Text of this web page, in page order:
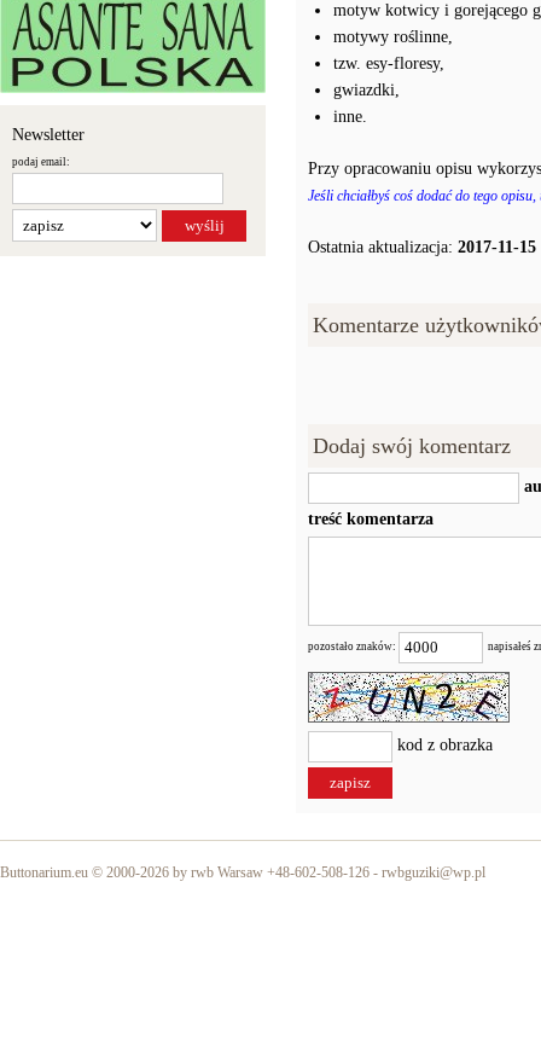
Newsletter
podaj email:
motyw kotwicy i gorejącego
motywy roślinne,
tzw. esy-floresy,
gwiazdki,
inne.
Przy opracowaniu opisu
Jeśli chciałbyś coś dodać do tego
Ostatnia aktualizacja: 2017-11-15
Komentarze
Dodaj swój komentarz
treść komentarza
pozostało znaków: napisałeś
kod z obrazka
Buttonarium.eu © 2000-2026 by rwb Warsaw +48-602-508-126 - rwbguziki@wp.pl